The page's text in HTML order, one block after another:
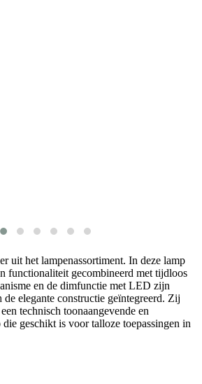
uit het lampenassortiment. In deze lamp
functionaliteit gecombineerd met tijdloos
en de dimfunctie met LED zijn
de elegante constructie geïntegreerd. Zij
technisch toonaangevende en
geschikt is voor talloze toepassingen in